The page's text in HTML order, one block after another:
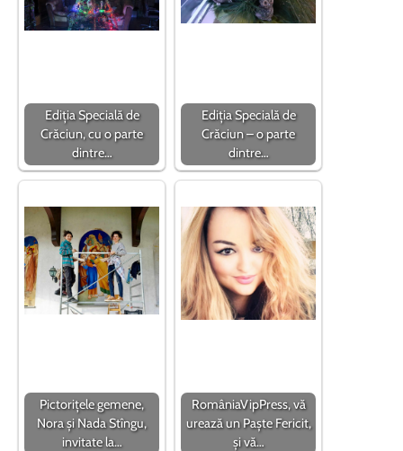
Ediția Specială de
Crăciun, cu o parte
dintre…
Ediția Specială de
Crăciun – o parte
dintre…
Pictorițele gemene,
Nora și Nada Stîngu,
invitate la…
RomâniaVipPress, vă
urează un Paște Fericit,
și vă…